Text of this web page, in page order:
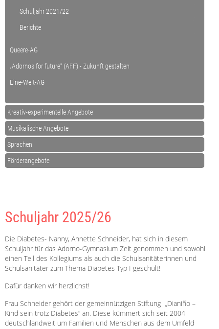
Schuljahr 2021/22
Berichte
Queere-AG
„Adornos for future“ (AFF) - Zukunft gestalten
Eine-Welt-AG
Kreativ-experimentelle Angebote
Musikalische Angebote
Sprachen
Förderangebote
Schuljahr 2025/26
Die Diabetes- Nanny, Annette Schneider, hat sich in diesem
Schuljahr für das Adorno-Gymnasium Zeit genommen und sowohl
einen Teil des Kollegiums als auch die Schulsanitäterinnen und
Schulsanitäter zum Thema Diabetes Typ I geschult!
Dafür danken wir herzlichst!
Frau Schneider gehört der gemeinnützigen Stiftung „Dianiño –
Kind sein trotz Diabetes“ an. Diese kümmert sich seit 2004
deutschlandweit um Familien und Menschen aus dem Umfeld